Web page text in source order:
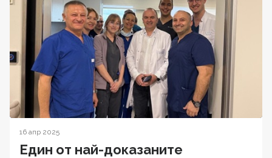
16 апр 2025
Един от най-доказаните